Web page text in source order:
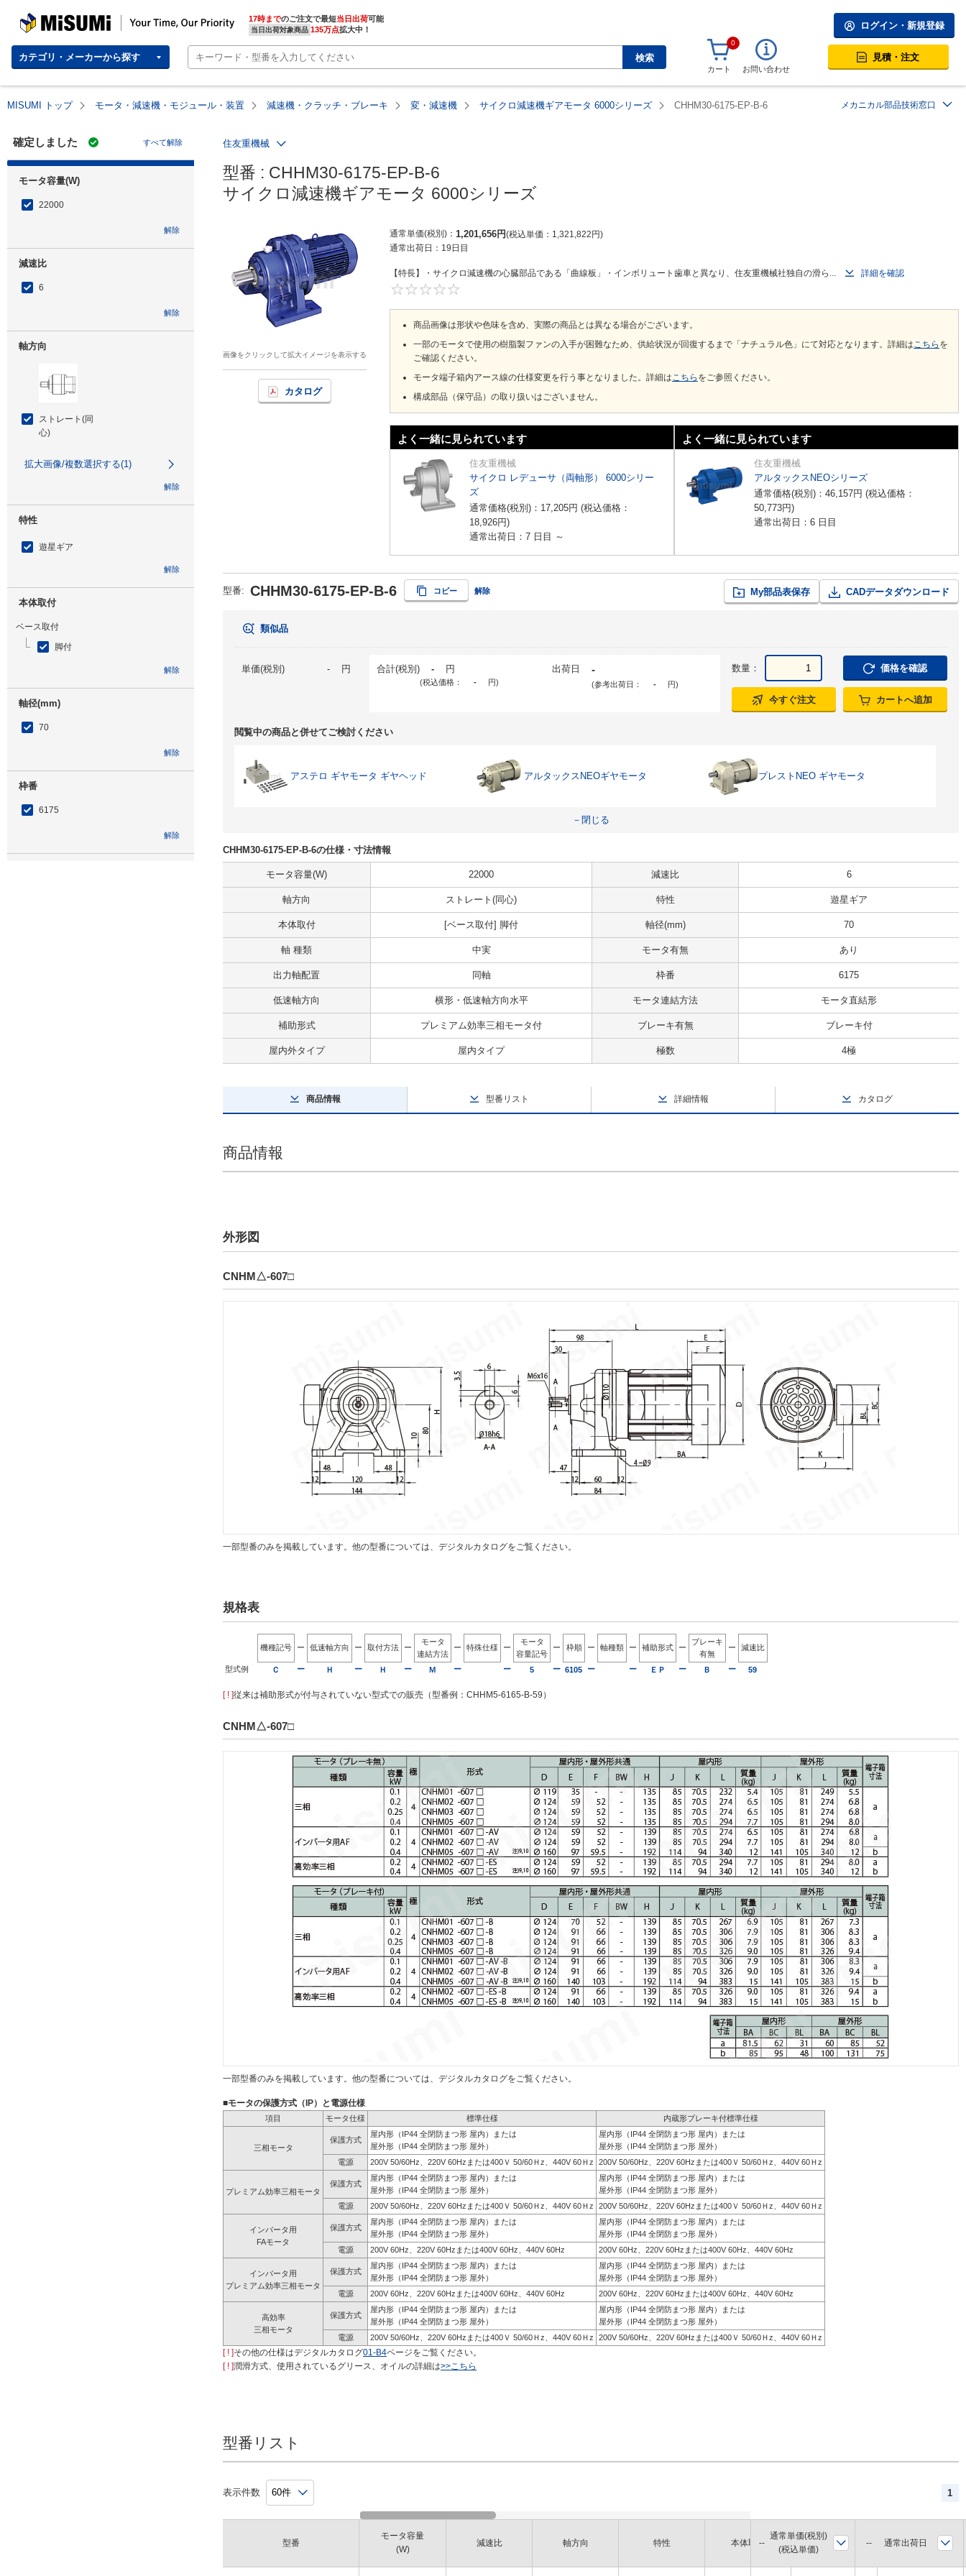
MISUMI | Your Time, Our Priority 17時までのご注文で最短当日出荷
当日出荷対象商品 135万点拡大中！
カテゴリ・メーカーから探す 検索
ログイン・新規登録
0
カート お問い合わせ
見積・注文
MISUMI トップ モータ・減速機・モジュール・装置 減速機・クラッチ・ブレーキ 変・減速機 サイクロ減速機ギアモータ 6000シリーズ CHHM30-6175-EP-B-6 メカニカル部品技術窓口
確定しました すべて解除
モータ容量(W)
22000
解除
減速比
6
解除
軸方向
ストレート(同
心)
拡大画像/複数選択する(1)
解除
特性
遊星ギア
解除
本体取付
ベース取付
脚付
解除
軸径(mm)
70
解除
枠番
6175
解除
住友重機械
型番 : CHHM30-6175-EP-B-6
サイクロ減速機ギアモータ 6000シリーズ
画像をクリックして拡大イメージを表示する
カタログ
通常単価(税別) 1,201,656円 税込単価 1,321,822円
通常出荷日： 19日目
【特長】・サイクロ減速機の心臓部品である「曲線板」・インボリュート歯車と異なり、住友重機械社独自の滑ら...
詳細を確認
商品画像は形状や色味を含め、実際の商品とは異なる場合がございます。
一部のモータで使用の樹脂製ファンの入手が困難なため、供給状況が回復するまで「ナチュラル色」にて対応となります。詳細はこちら を
ご確認ください。
モータ端子箱内アース線の仕様変更を行う事となりました。詳細はこちら をご参照ください。
構成部品（保守品）の取り扱いはございません。
よく一緒に見られています
住友重機械
サイクロ レデューサ（両軸形） 6000シリー
ズ
通常価格(税別)： 17,205円 (税込価格：
18,926円)
通常出荷日：7 日目 ～
よく一緒に見られています
住友重機械
アルタックスNEOシリーズ
通常価格(税別)： 46,157円 (税込価格：
50,773円)
通常出荷日：6 日目
型番: CHHM30-6175-EP-B-6 コピー 解除 My部品表保存 CADデータダウンロード
類似品
単価(税別) - 円 合計(税別) - 円
(税込価格： - 円)
出荷日 -
(参考出荷日： - 円)
数量： 価格を確認
今すぐ注文 カートへ追加
閲覧中の商品と併せてご検討ください
アステロ ギヤモータ ギヤヘッド アルタックスNEOギヤモータ プレストNEO ギヤモータ
－閉じる
CHHM30-6175-EP-B-6の仕様・寸法情報
モータ容量(W) 22000 減速比 6
軸方向 ストレート(同心) 特性 遊星ギア
本体取付 [ベース取付] 脚付 軸径(mm) 70
軸 種類 中実 モータ有無 あり
出力軸配置 同軸 枠番 6175
低速軸方向 横形・低速軸方向水平 モータ連結方法 モータ直結形
補助形式 プレミアム効率三相モータ付 ブレーキ有無 ブレーキ付
屋内外タイプ 屋内タイプ 極数 4極
商品情報 型番リスト 詳細情報 カタログ
商品情報
外形図
CNHM△-607□
一部型番のみを掲載しています。他の型番については、デジタルカタログをご覧ください。
規格表
機種記号 ー 低速軸方向 ー 取付方法 ー
モータ
連結方法
ー 特殊仕様 ー
モータ
容量記号
ー 枠順 ー 軸種類 ー 補助形式 ー
ブレーキ
有無
ー 減速比
型式例 Ｃ ー Ｈ ー Ｈ ー Ｍ ー ー 5 ー 6105 ー ー ＥＰ ー Ｂ ー 59
[ ! ]従来は補助形式が付与されていない型式での販売（型番例：CHHM5-6165-B-59）
CNHM△-607□
一部型番のみを掲載しています。他の型番については、デジタルカタログをご覧ください。
■モータの保護方式（IP）と電源仕様
項目 モータ仕様 標準仕様 内蔵形ブレーキ付標準仕様
三相モータ
保護方式
屋内形（IP44 全閉防まつ形 屋内）または
屋外形（IP44 全閉防まつ形 屋外）
屋内形（IP44 全閉防まつ形 屋内）または
屋外形（IP44 全閉防まつ形 屋外）
電源
200V 50/60Hz、220V 60Hzまたは400Ｖ 50/60Ｈz、440V 60Ｈz 200V 50/60Hz、220V 60Hzまたは400Ｖ 50/60Ｈz、440V 60Ｈz
プレミアム効率三相モータ
保護方式
屋内形（IP44 全閉防まつ形 屋内）または
屋外形（IP44 全閉防まつ形 屋外）
屋内形（IP44 全閉防まつ形 屋内）または
屋外形（IP44 全閉防まつ形 屋外）
電源
200V 50/60Hz、220V 60Hzまたは400Ｖ 50/60Ｈz、440V 60Ｈz 200V 50/60Hz、220V 60Hzまたは400Ｖ 50/60Ｈz、440V 60Ｈz
インバータ用
FAモータ
保護方式
屋内形（IP44 全閉防まつ形 屋内）または
屋外形（IP44 全閉防まつ形 屋外）
屋内形（IP44 全閉防まつ形 屋内）または
屋外形（IP44 全閉防まつ形 屋外）
電源
200V 60Hz、220V 60Hzまたは400V 60Hz、440V 60Hz 200V 60Hz、220V 60Hzまたは400V 60Hz、440V 60Hz
インバータ用
プレミアム効率三相モータ
保護方式
屋内形（IP44 全閉防まつ形 屋内）または
屋外形（IP44 全閉防まつ形 屋外）
屋内形（IP44 全閉防まつ形 屋内）または
屋外形（IP44 全閉防まつ形 屋外）
電源
200V 60Hz、220V 60Hzまたは400V 60Hz、440V 60Hz 200V 60Hz、220V 60Hzまたは400V 60Hz、440V 60Hz
高効率
三相モータ
保護方式
屋内形（IP44 全閉防まつ形 屋内）または
屋外形（IP44 全閉防まつ形 屋外）
屋内形（IP44 全閉防まつ形 屋内）または
屋外形（IP44 全閉防まつ形 屋外）
電源
200V 50/60Hz、220V 60Hzまたは400Ｖ 50/60Ｈz、440V 60Ｈz 200V 50/60Hz、220V 60Hzまたは400Ｖ 50/60Ｈz、440V 60Ｈz
[ ! ]その他の仕様はデジタルカタログ01-B4ページをご覧ください。
[ ! ]潤滑方式、使用されているグリース、オイルの詳細は>>こちら
型番リスト
表示件数 1
型番
モータ容量
(W)
減速比 軸方向 特性 本体取付
軸径
(mm)
枠番
通常単価(税別)
(税込単価)
通常出荷日